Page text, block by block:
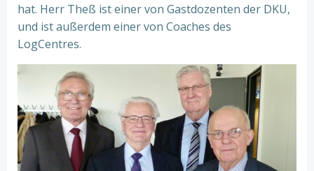
hat. Herr Theß ist einer von Gastdozenten der DKU,
und ist außerdem einer von Coaches des
LogCentres.